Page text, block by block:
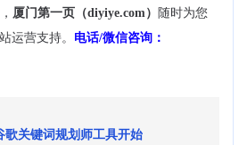
厦门第一页（diyiye.com） 随时为您
运营支持。 电话/微信咨询：
歌关键词规划师工具开始